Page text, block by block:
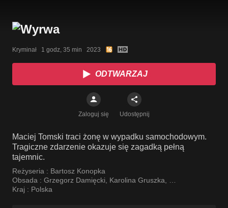
Kryminał   1 godz, 35 min   2023
ODTWARZAJ
Zaloguj się Udostępnij
Maciej Tomski traci żonę w wypadku samochodowym.
Tragiczne zdarzenie okazuje się zagadką pełną
tajemnic.
Reżyseria : Bartosz Konopka
Obsada : Grzegorz Damięcki, Karolina Gruszka,
Konrad Eleryk
Kraj : Polska